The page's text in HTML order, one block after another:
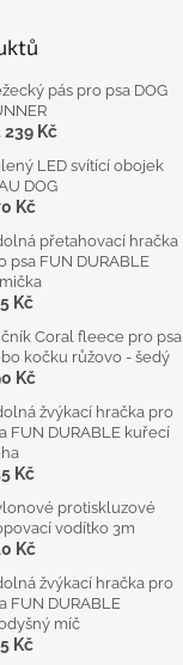
pás pro psa DOG
239 Kč
LED svítící obojek
DOG
Kč
přetahovací hračka
psa FUN DURABLE
Kč
Coral fleece pro psa
kočku růžovo - šedý
Kč
žvýkací hračka pro
FUN DURABLE kuřecí
Kč
protiskluzové
vodítko 3m
Kč
žvýkací hračka pro
FUN DURABLE
míč
Kč